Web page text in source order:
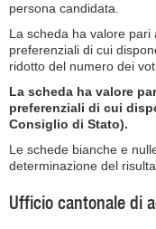
persona candidata.
La scheda ha valore
preferenziali di cui
ridotto del numero dei
La scheda ha valore
preferenziali di cui
Consiglio di Stato).
Le schede bianche e
determinazione del
Ufficio cantonale di